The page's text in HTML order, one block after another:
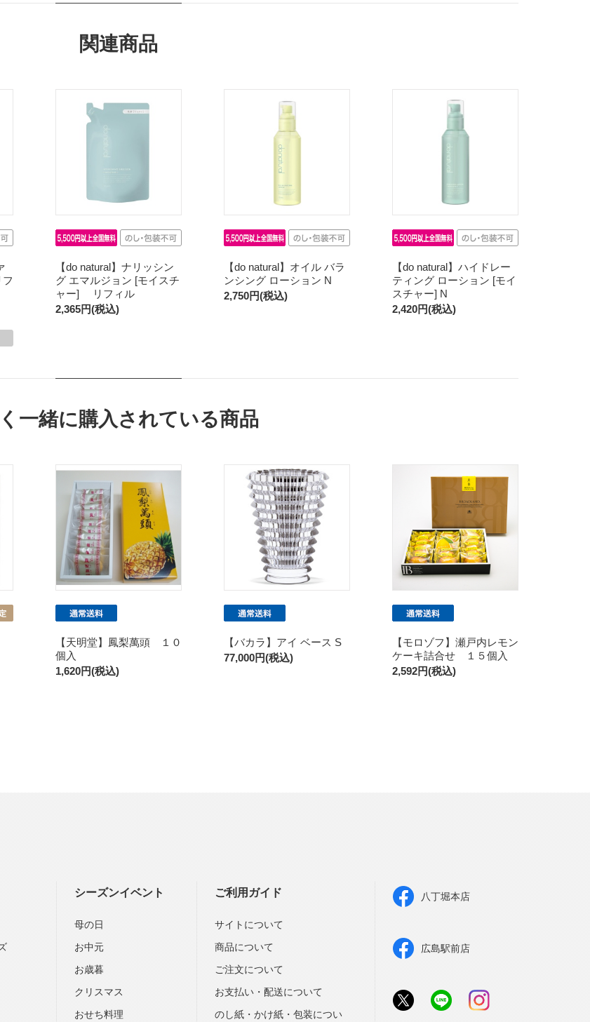
関連商品
【do natural】ナリッシン
グ エマルジョン [モイスチ
ャー] リフィル
2,365円(税込)
【do natural】オイル バラ
ンシング ローション N
2,750円(税込)
【do natural】ハイドレー
ティング ローション [モイ
スチャー] N
2,420円(税込)
一緒に購入されている商品
【天明堂】鳳梨萬頭 １０
個入
1,620円(税込)
【バカラ】アイ ベース S
77,000円(税込)
【モロゾフ】瀬戸内レモン
ケーキ詰合せ １５個入
2,592円(税込)
シーズンイベント
母の日
お中元
お歳暮
クリスマス
おせち料理
ご利用ガイド
サイトについて
商品について
ご注文について
お支払い・配送について
のし紙・かけ紙・包装につい
八丁堀本店
広島駅前店